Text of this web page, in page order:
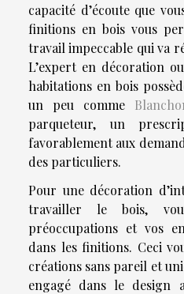
capacité d’écoute que
finitions en bois vous
travail impeccable qui va
L’expert en décoration
habitations en bois
un peu comme
parqueteur, un
favorablement aux
des particuliers.
Pour une décoration
travailler le bois,
préoccupations et vos
dans les finitions. Ceci
créations sans pareil et
engagé dans le design